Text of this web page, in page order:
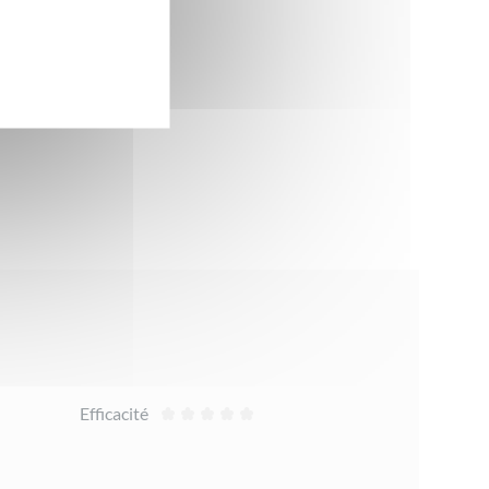
Efficacité